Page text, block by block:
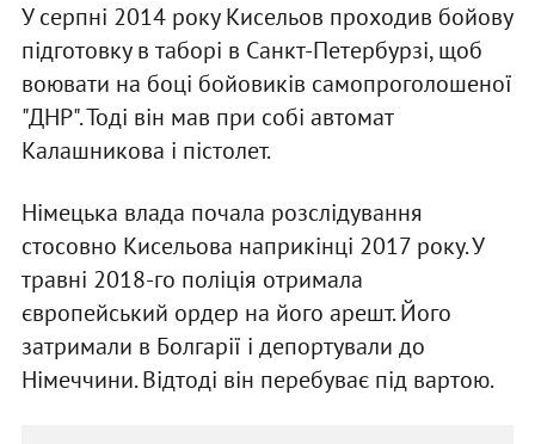
У серпні 2014 року Кисельов проходив бойову
підготовку в таборі в Санкт-Петербурзі, щоб
воювати на боці бойовиків самопроголошеної
"ДНР". Тоді він мав при собі автомат
Калашникова і пістолет.
Німецька влада почала розслідування
стосовно Кисельова наприкінці 2017 року. У
травні 2018-го поліція отримала
європейський ордер на його арешт. Його
затримали в Болгарії і депортували до
Німеччини. Відтоді він перебуває під вартою.